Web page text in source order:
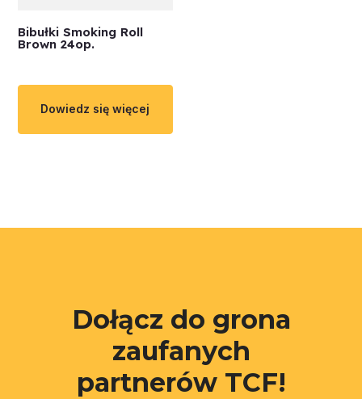
Bibułki Smoking Roll
Brown 24op.
Dowiedz się więcej
Dołącz do grona
zaufanych
partnerów TCF!